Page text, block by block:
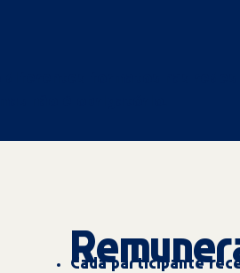
Cada participante